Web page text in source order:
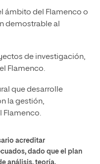
ámbito del Flamenco o
demostrable al
de investigación,
Flamenco.
que desarrolle
la gestión,
Flamenco.
acreditar
dado que el plan
análisis, teoría,